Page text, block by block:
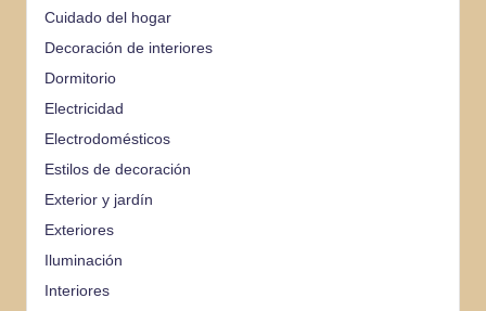
Cuidado del hogar
Decoración de interiores
Dormitorio
Electricidad
Electrodomésticos
Estilos de decoración
Exterior y jardín
Exteriores
Iluminación
Interiores